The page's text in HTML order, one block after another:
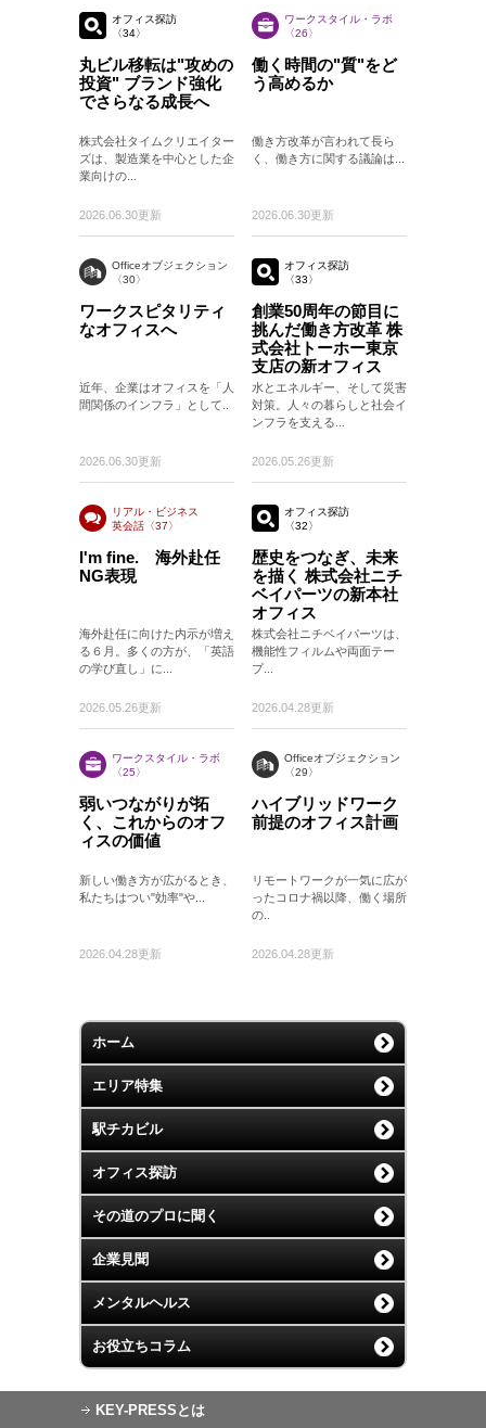
オフィス探訪
〈34〉
丸ビル移転は"攻めの
投資" ブランド強化
でさらなる成長へ
株式会社タイムクリエイター
ズは、製造業を中心とした企
業向けの...
2026.06.30更新
ワークスタイル・ラボ
〈26〉
働く時間の"質"をど
う高めるか
働き方改革が言われて長ら
く、働き方に関する議論は...
2026.06.30更新
Officeオブジェクション
〈30〉
ワークスピタリティ
なオフィスへ
近年、企業はオフィスを「人
間関係のインフラ」として..
2026.06.30更新
オフィス探訪
〈33〉
創業50周年の節目に
挑んだ働き方改革 株
式会社トーホー東京
支店の新オフィス
水とエネルギー、そして災害
対策。人々の暮らしと社会イ
ンフラを支える...
2026.05.26更新
リアル・ビジネス
英会話〈37〉
I'm fine. 海外赴任
NG表現
海外赴任に向けた内示が増え
る６月。多くの方が、「英語
の学び直し」に...
2026.05.26更新
オフィス探訪
〈32〉
歴史をつなぎ、未来
を描く 株式会社ニチ
ベイパーツの新本社
オフィス
株式会社ニチベイパーツは、
機能性フィルムや両面テー
プ...
2026.04.28更新
ワークスタイル・ラボ
〈25〉
弱いつながりが拓
く、これからのオフ
ィスの価値
新しい働き方が広がるとき、
私たちはつい"効率"や...
2026.04.28更新
Officeオブジェクション
〈29〉
ハイブリッドワーク
前提のオフィス計画
リモートワークが一気に広が
ったコロナ禍以降、働く場所
の..
2026.04.28更新
ホーム
エリア特集
駅チカビル
オフィス探訪
その道のプロに聞く
企業見聞
メンタルヘルス
お役立ちコラム
KEY-PRESSとは